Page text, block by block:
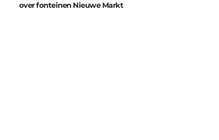
over fonteinen Nieuwe Markt